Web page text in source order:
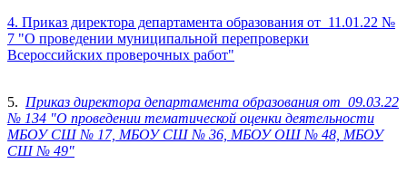
4. Приказ директора департамента образования от 11.01.22 №
7 "О проведении муниципальной перепроверки
Всероссийских проверочных работ"
5. Приказ директора департамента образования от 09.03.22
№ 134 "О проведении тематической оценки деятельности
МБОУ СШ № 17, МБОУ СШ № 36, МБОУ ОШ № 48, МБОУ
СШ № 49"